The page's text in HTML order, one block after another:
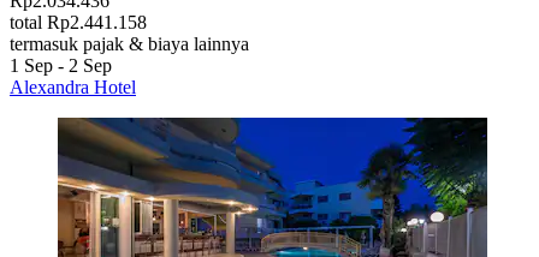
total Rp2.441.158
termasuk pajak & biaya lainnya
1 Sep - 2 Sep
Alexandra Hotel